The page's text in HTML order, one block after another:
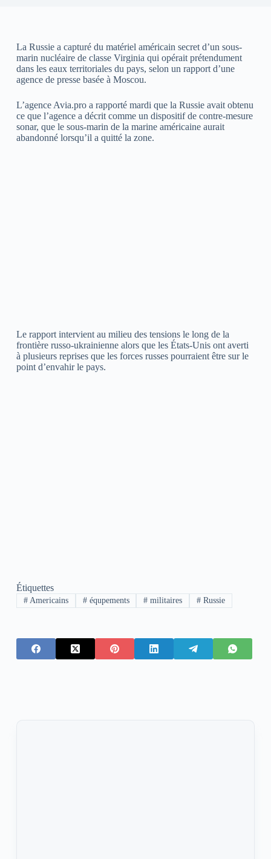
La Russie a capturé du matériel américain secret d’un sous-
marin nucléaire de classe Virginia qui opérait prétendument
dans les eaux territoriales du pays, selon un rapport d’une
agence de presse basée à Moscou.
L’agence Avia.pro a rapporté mardi que la Russie avait obtenu
ce que l’agence a décrit comme un dispositif de contre-mesure
sonar, que le sous-marin de la marine américaine aurait
abandonné lorsqu’il a quitté la zone.
Le rapport intervient au milieu des tensions le long de la
frontière russo-ukrainienne alors que les États-Unis ont averti
à plusieurs reprises que les forces russes pourraient être sur le
point d’envahir le pays.
Étiquettes
#Americains #équpements # militaires # Russie